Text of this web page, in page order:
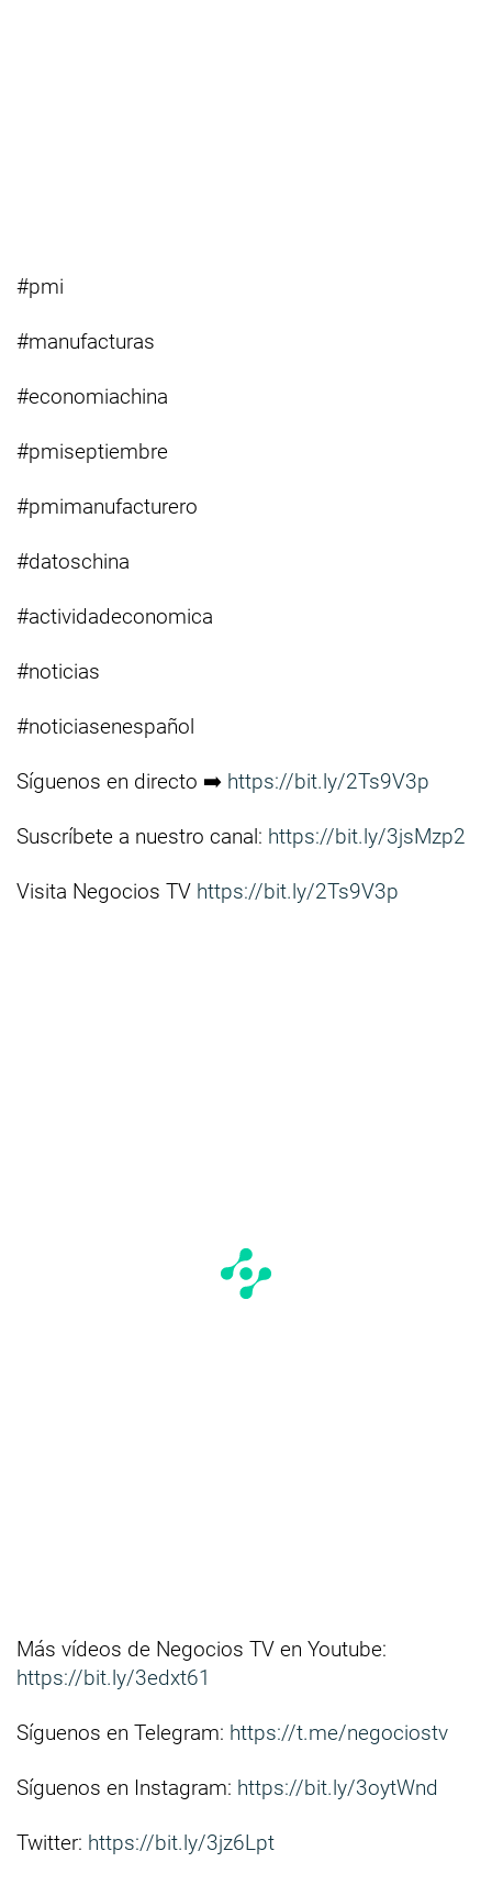
#pmi
#manufacturas
#economiachina
#pmiseptiembre
#pmimanufacturero
#datoschina
#actividadeconomica
#noticias
#noticiasenespañol
Síguenos en directo ➡️ https://bit.ly/2Ts9V3p
Suscríbete a nuestro canal: https://bit.ly/3jsMzp2
Visita Negocios TV https://bit.ly/2Ts9V3p
Más vídeos de Negocios TV en Youtube:
https://bit.ly/3edxt61
Síguenos en Telegram: https://t.me/negociostv
Síguenos en Instagram: https://bit.ly/3oytWnd
Twitter: https://bit.ly/3jz6Lpt